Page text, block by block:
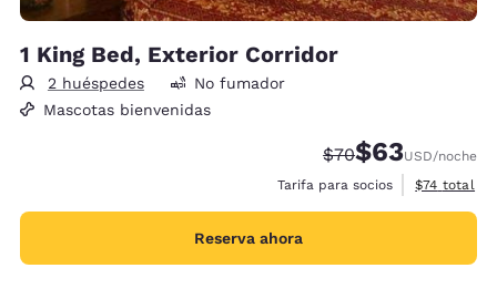
1 King Bed, Exterior Corridor
2 huéspedes
No fumador
Mascotas bienvenidas
Tarifa tachada:
$70Tarifa reducida:
$63USD/noche
Tarifa para socios
Ver
$74 total
Reserva ahora